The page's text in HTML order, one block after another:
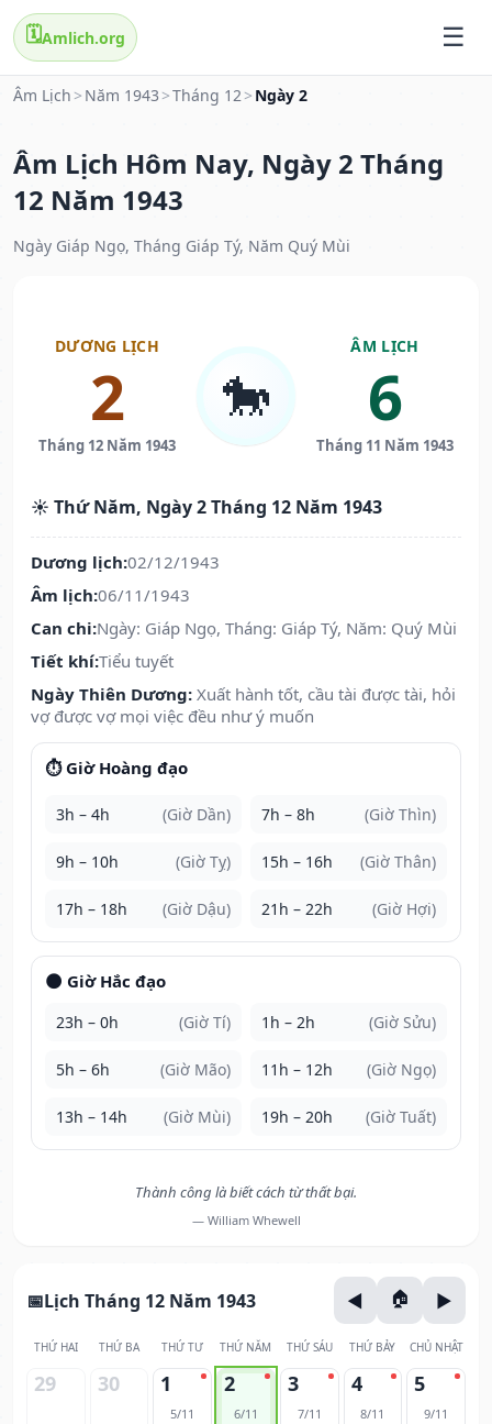
🗓️Amlich.org
Âm Lịch > Năm 1943 >Tháng 12> Ngày 2
Âm Lịch Hôm Nay, Ngày 2 Tháng
12 Năm 1943
Ngày Giáp Ngọ, Tháng Giáp Tý, Năm Quý Mùi
DƯƠNG LỊCH
2
Tháng 12 Năm 1943
🐎
ÂM LỊCH
6
Tháng 11 Năm 1943
☀️ Thứ Năm, Ngày 2 Tháng 12 Năm 1943
Dương lịch:02/12/1943
Âm lịch:06/11/1943
Can chi:Ngày: Giáp Ngọ, Tháng: Giáp Tý, Năm: Quý Mùi
Tiết khí:Tiểu tuyết
Ngày Thiên Dương: Xuất hành tốt, cầu tài được tài, hỏi
vợ được vợ mọi việc đều như ý muốn
⏱️ Giờ Hoàng đạo
3h – 4h (Giờ Dần) 7h – 8h (Giờ Thìn)
9h – 10h (Giờ Tỵ) 15h – 16h (Giờ Thân)
17h – 18h (Giờ Dậu) 21h – 22h (Giờ Hợi)
🌑 Giờ Hắc đạo
23h – 0h (Giờ Tí) 1h – 2h (Giờ Sửu)
5h – 6h (Giờ Mão) 11h – 12h (Giờ Ngọ)
13h – 14h (Giờ Mùi) 19h – 20h (Giờ Tuất)
Thành công là biết cách từ thất bại.
— William Whewell
Lịch Tháng 12 Năm 1943
THỨ HAI THỨ BA THỨ TƯ THỨ NĂM THỨ SÁU THỨ BẢY CHỦ NHẬT
29 30 1
5/11
2
6/11
3
7/11
4
8/11
5
9/11